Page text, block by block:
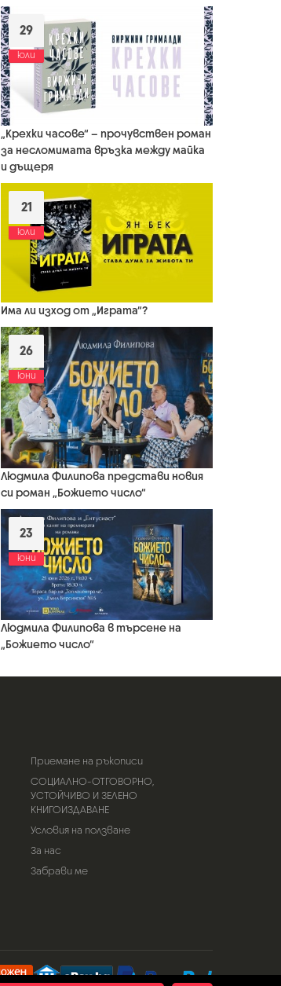
29
юли
„Крехки часове“ – прочувствен роман
за несломимата връзка между майка
и дъщеря
21
юли
Има ли изход от „Играта“?
26
юни
Людмила Филипова представи новия
си роман „Божието число“
23
юни
Людмила Филипова в търсене на
„Божието число“
Приемане на ръкописи
СОЦИАЛНО-ОТГОВОРНО,
УСТОЙЧИВО И ЗЕЛЕНО
КНИГОИЗДАВАНЕ
Условия на ползване
За нас
Забрави ме